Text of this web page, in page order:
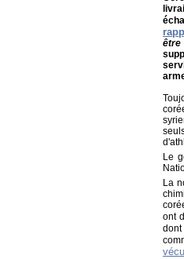
être
Le
La
ont